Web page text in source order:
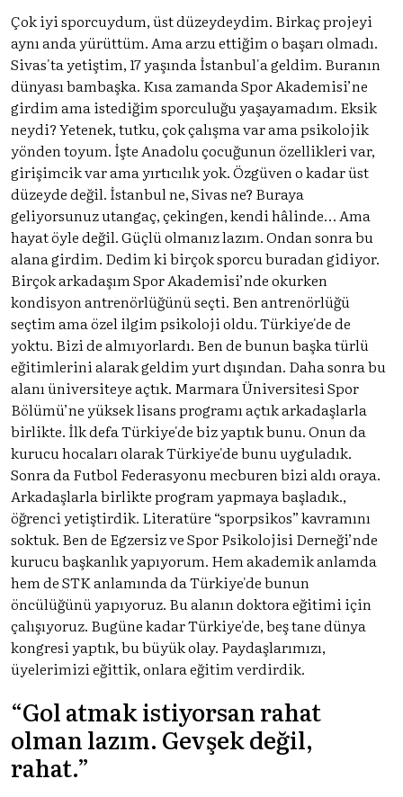
Çok iyi sporcuydum, üst düzeydeydim. Birkaç projeyi
aynı anda yürüttüm. Ama arzu ettiğim o başarı olmadı.
Sivas'ta yetiştim, 17 yaşında İstanbul'a geldim. Buranın
dünyası bambaşka. Kısa zamanda Spor Akademisi’ne
girdim ama istediğim sporculuğu yaşayamadım. Eksik
neydi? Yetenek, tutku, çok çalışma var ama psikolojik
yönden toyum. İşte Anadolu çocuğunun özellikleri var,
girişimcik var ama yırtıcılık yok. Özgüven o kadar üst
düzeyde değil. İstanbul ne, Sivas ne? Buraya
geliyorsunuz utangaç, çekingen, kendi hâlinde… Ama
hayat öyle değil. Güçlü olmanız lazım. Ondan sonra bu
alana girdim. Dedim ki birçok sporcu buradan gidiyor.
Birçok arkadaşım Spor Akademisi’nde okurken
kondisyon antrenörlüğünü seçti. Ben antrenörlüğü
seçtim ama özel ilgim psikoloji oldu. Türkiye'de de
yoktu. Bizi de almıyorlardı. Ben de bunun başka türlü
eğitimlerini alarak geldim yurt dışından. Daha sonra bu
alanı üniversiteye açtık. Marmara Üniversitesi Spor
Bölümü’ne yüksek lisans programı açtık arkadaşlarla
birlikte. İlk defa Türkiye'de biz yaptık bunu. Onun da
kurucu hocaları olarak Türkiye'de bunu uyguladık.
Sonra da Futbol Federasyonu mecburen bizi aldı oraya.
Arkadaşlarla birlikte program yapmaya başladık.,
öğrenci yetiştirdik. Literatüre “sporpsikos” kavramını
soktuk. Ben de Egzersiz ve Spor Psikolojisi Derneği’nde
kurucu başkanlık yapıyorum. Hem akademik anlamda
hem de STK anlamında da Türkiye'de bunun
öncülüğünü yapıyoruz. Bu alanın doktora eğitimi için
çalışıyoruz. Bugüne kadar Türkiye'de, beş tane dünya
kongresi yaptık, bu büyük olay. Paydaşlarımızı,
üyelerimizi eğittik, onlara eğitim verdirdik.
“Gol atmak istiyorsan rahat
olman lazım. Gevşek değil,
rahat.”